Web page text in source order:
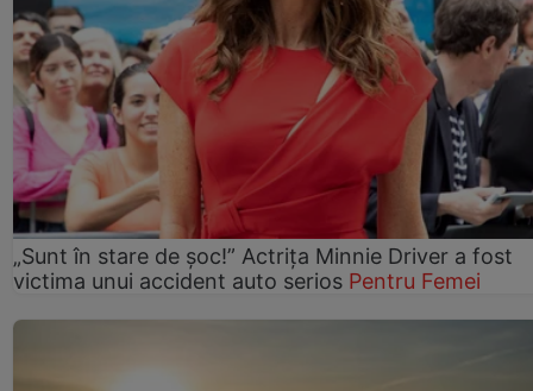
„Sunt în stare de șoc!” Actrița Minnie Driver a fost
victima unui accident auto serios Pentru Femei